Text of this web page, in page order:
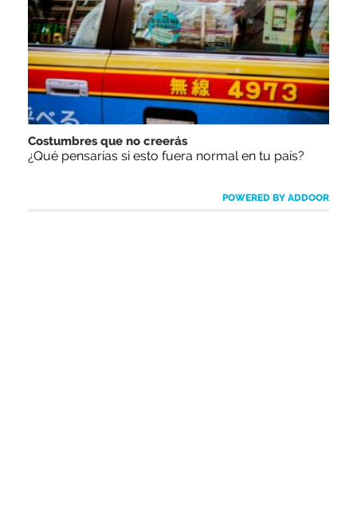
Costumbres que no creerás
¿Qué pensarías si esto fuera normal en tu país?
POWERED BY ADDOOR